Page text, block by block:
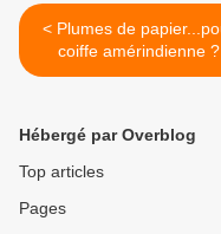
< Plumes de papier...pour
coiffe amérindienne ?
Hébergé par Overblog
Top articles
Pages